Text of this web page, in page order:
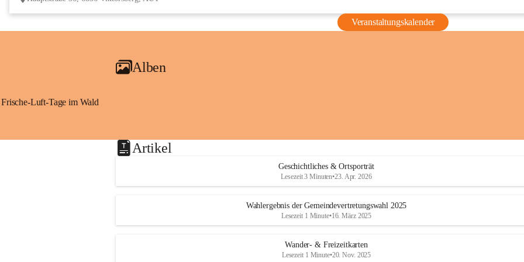
Veranstaltungskalender
Alben
Frische-Luft-Tage im Wald
Artikel
Geschichtliches & Ortsporträt
Lesezeit 3 Minuten•23. Apr. 2026
Wahlergebnis der Gemeindevertretungswahl 2025
Lesezeit 1 Minute•16. März 2025
Wander- & Freizeitkarten
Lesezeit 1 Minute•20. Nov. 2025